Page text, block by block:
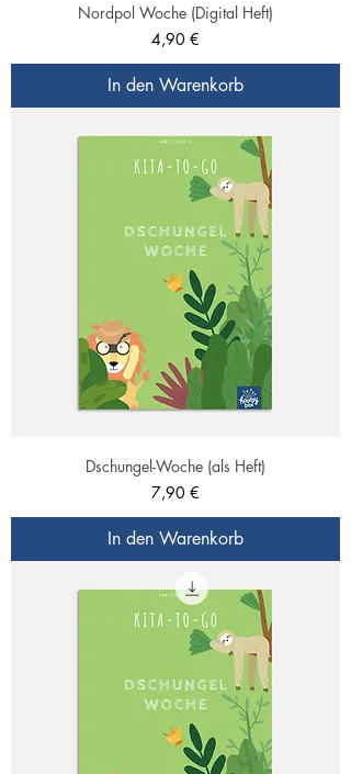
Nordpol Woche (Digital Heft)
Preis
4,90 €
In den Warenkorb
Dschungel-Woche (als Heft)
Preis
7,90 €
In den Warenkorb